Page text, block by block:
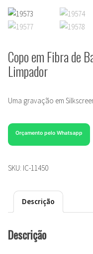
Copo em Fibra de
Limpador
Uma gravação em
Orçamento pelo Whatsapp
SKU: IC-11450
Descrição
Descrição